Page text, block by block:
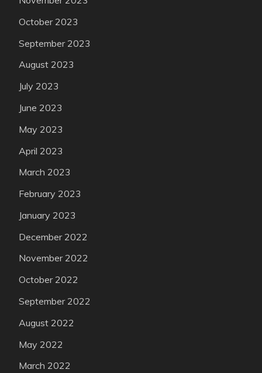
October 2023
September 2023
August 2023
July 2023
June 2023
May 2023
April 2023
March 2023
February 2023
January 2023
December 2022
November 2022
October 2022
September 2022
August 2022
May 2022
March 2022